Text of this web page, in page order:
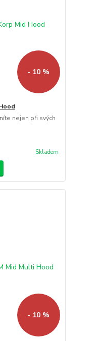
- 10 %
nejen při svých
Skladem
- 10 %